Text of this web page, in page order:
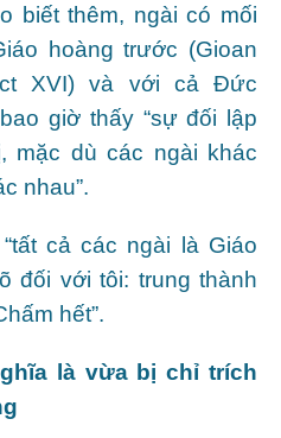
biết thêm, ngài có mối
hoàng trước (Gioan
XVI) và với cả Đức
giờ thấy “sự đối lập
mặc dù các ngài khác
nhau”.
cả các ngài là Giáo
đối với tôi: trung thành
hết”.
là vừa bị chỉ trích